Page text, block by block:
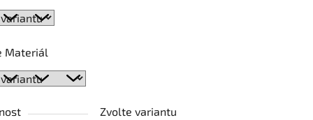
Materiál
Zvolte variantu